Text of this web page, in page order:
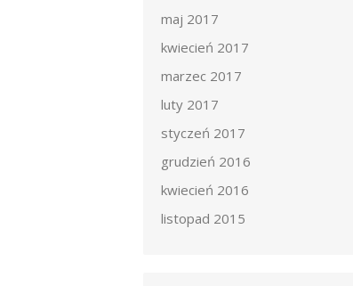
maj 2017
kwiecień 2017
marzec 2017
luty 2017
styczeń 2017
grudzień 2016
kwiecień 2016
listopad 2015